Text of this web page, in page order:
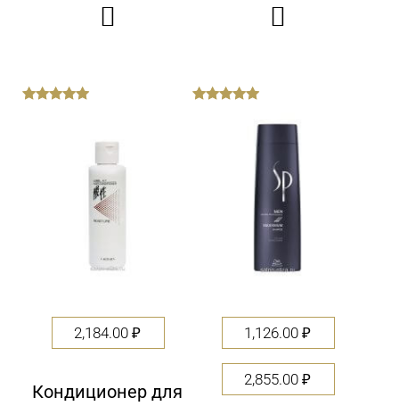
 
2,184.00₽
Кондиционер для
1,126.00₽
2,855.00₽